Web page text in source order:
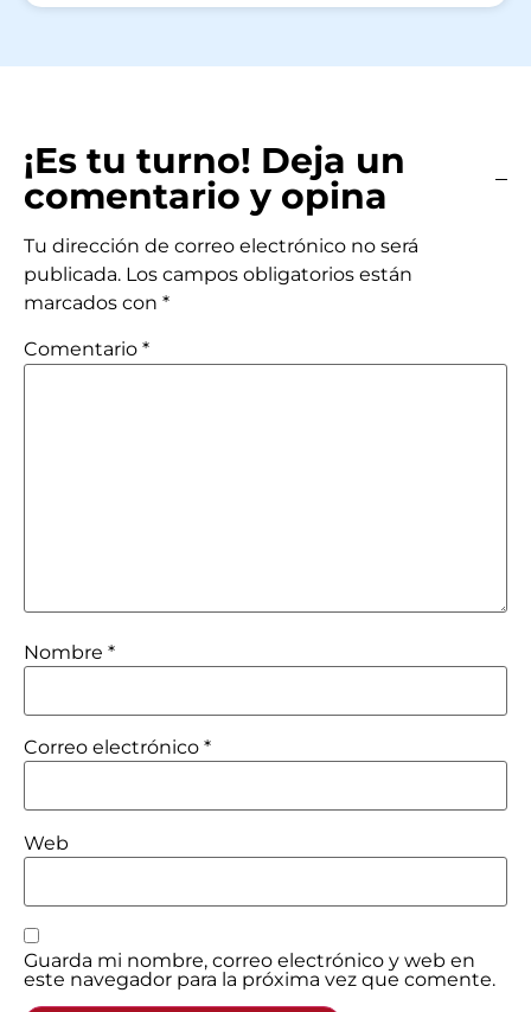
¡Es tu turno! Deja un
comentario y opina
Tu dirección de correo electrónico no será
publicada. Los campos obligatorios están
marcados con *
Comentario *
Nombre *
Correo electrónico *
Web
Guarda mi nombre, correo electrónico y web en
este navegador para la próxima vez que comente.